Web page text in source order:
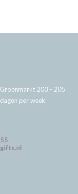
203 - 205
per week